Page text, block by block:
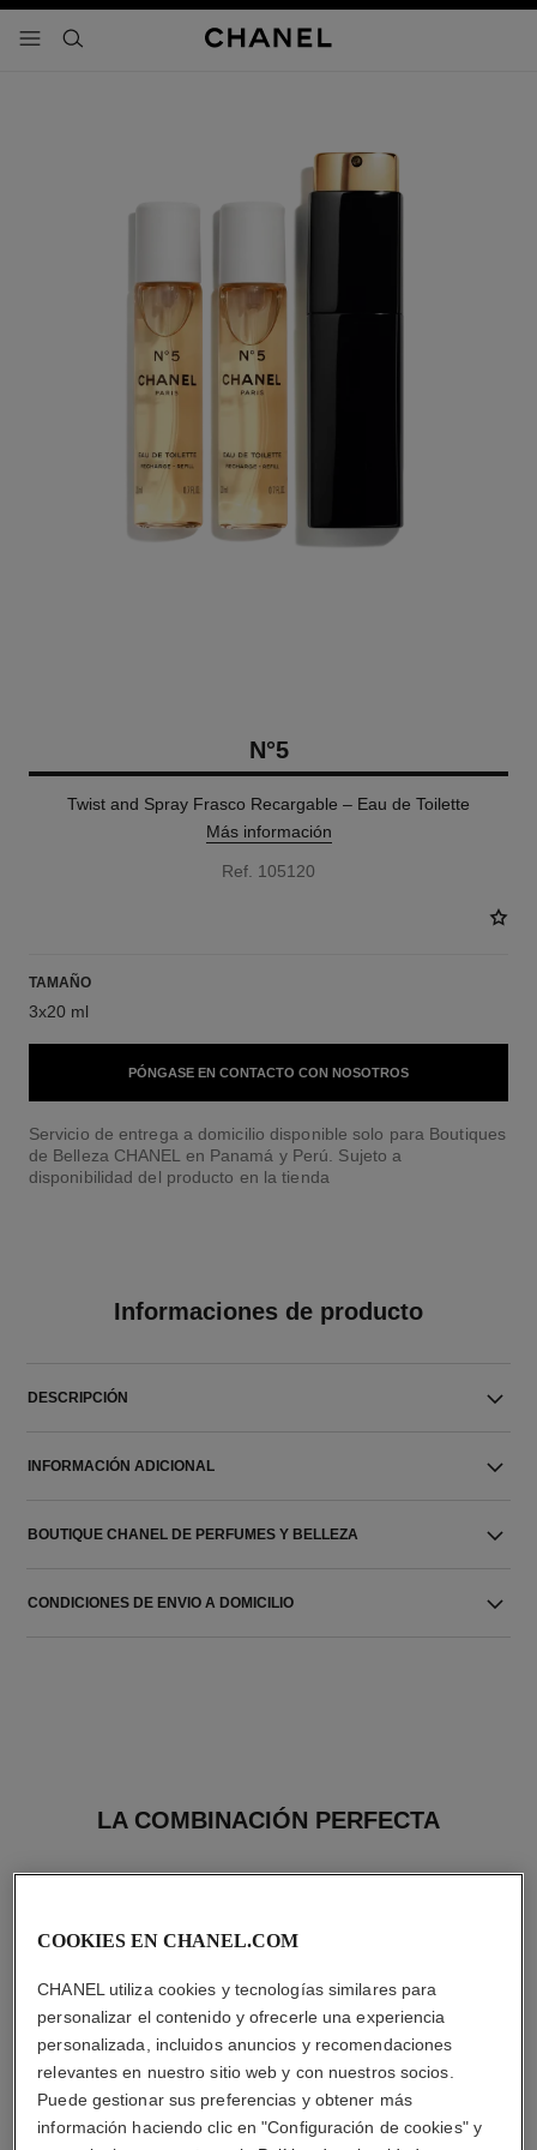
- navegación principal
buscar
N°5
Twist and Spray Frasco Recargable – Eau de Toilette
Más información
Ref. 105120
TAMAÑO
3x20 ml
PÓNGASE EN CONTACTO CON NOSOTROS
Servicio de entrega a domicilio disponible solo para Boutiques
de Belleza CHANEL en Panamá y Perú. Sujeto a
disponibilidad del producto en la tienda
Informaciones de producto
DESCRIPCIÓN
INFORMACIÓN ADICIONAL
BOUTIQUE CHANEL DE PERFUMES Y BELLEZA
CONDICIONES DE ENVIO A DOMICILIO
LA COMBINACIÓN PERFECTA
COOKIES EN CHANEL.COM
CHANEL utiliza cookies y tecnologías similares para
personalizar el contenido y ofrecerle una experiencia
personalizada, incluidos anuncios y recomendaciones
relevantes en nuestro sitio web y con nuestros socios.
Puede gestionar sus preferencias y obtener más
información haciendo clic en "Configuración de cookies" y